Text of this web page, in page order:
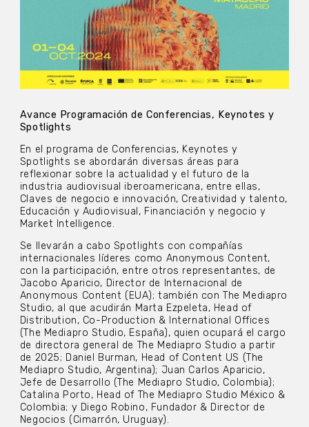
Avance Programación de Conferencias, Keynotes y
Spotlights
En el programa de Conferencias, Keynotes y
Spotlights se abordarán diversas áreas para
reflexionar sobre la actualidad y el futuro de la
industria audiovisual iberoamericana, entre ellas,
Claves de negocio e innovación, Creatividad y talento,
Educación y Audiovisual, Financiación y negocio y
Market Intelligence.
Se llevarán a cabo Spotlights con compañías
internacionales líderes como Anonymous Content,
con la participación, entre otros representantes, de
Jacobo Aparicio, Director de Internacional de
Anonymous Content (EUA); también con The Mediapro
Studio, al que acudirán Marta Ezpeleta, Head of
Distribution, Co-Production & International Offices
(The Mediapro Studio, España), quien ocupará el cargo
de directora general de The Mediapro Studio a partir
de 2025; Daniel Burman, Head of Content US (The
Mediapro Studio, Argentina); Juan Carlos Aparicio,
Jefe de Desarrollo (The Mediapro Studio, Colombia);
Catalina Porto, Head of The Mediapro Studio México &
Colombia; y Diego Robino, Fundador & Director de
Negocios (Cimarrón, Uruguay).